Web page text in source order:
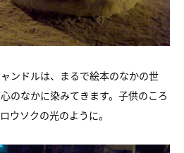
ンドルは、まるで絵本のなかの世
のなかに染みてきます。子供のころ
ウソクの光のように。